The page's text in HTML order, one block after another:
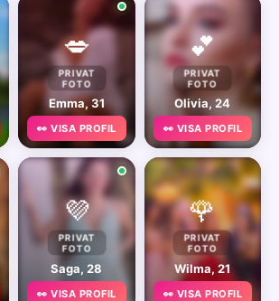
💋
PRIVAT
FOTO
Emma, 31
👀 VISA PROFIL
💕
PRIVAT
FOTO
Olivia, 24
👀 VISA PROFIL
💜
PRIVAT
FOTO
Saga, 28
👀 VISA PROFIL
🌹
PRIVAT
FOTO
Wilma, 21
👀 VISA PROFIL